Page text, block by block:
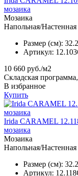
мозаика
Мозаика
Напольная/Настенная
Размер (см):
Артикул:
10 660 руб./м2
Складская
В избранное
Купить
Irida CARAMEL
мозаика
Мозаика
Напольная/Настенная
Размер (см):
Артикул: